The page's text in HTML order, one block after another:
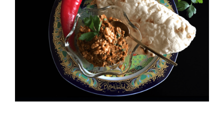
Kichererbse
küsst
Grünkohl
Februar 17, 2017